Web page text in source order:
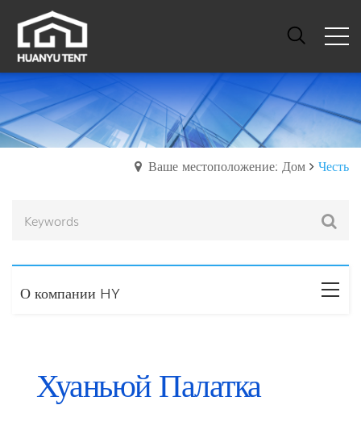
Ваше местоположение: Дом Честь
О компании HY
Хуаньюй Палатка